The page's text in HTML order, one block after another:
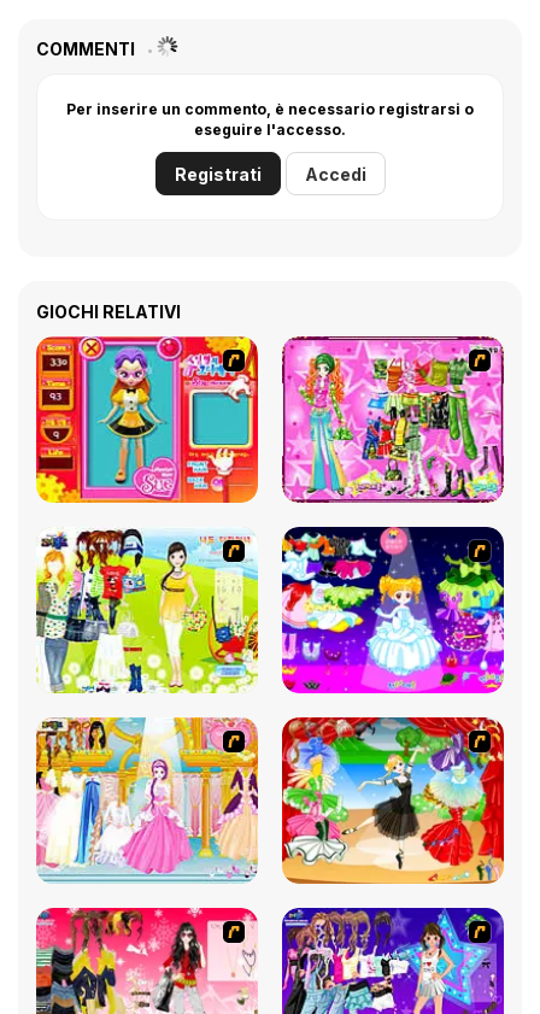
COMMENTI
Per inserire un commento, è necessario registrarsi o
eseguire l'accesso.
Registrati Accedi
GIOCHI RELATIVI